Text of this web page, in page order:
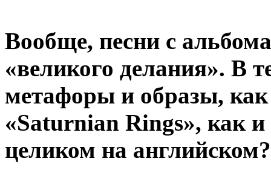
Вообще, песни с
«великого делания». В
метафоры и образы,
«Saturnian Rings», как
целиком на английском?